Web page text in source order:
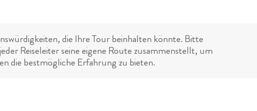
die Ihre Tour beinhalten könnte. Bitte
Reiseleiter seine eigene Route zusammenstellt, um
die bestmögliche Erfahrung zu bieten.